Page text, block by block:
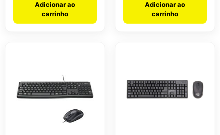
Adicionar ao
carrinho
Adicionar ao
carrinho